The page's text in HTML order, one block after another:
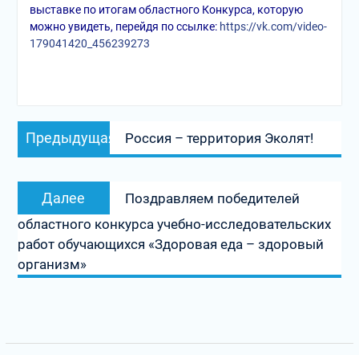
выставке по итогам областного Конкурса, которую
можно увидеть, перейдя по ссылке: https://vk.com/video-
179041420_456239273
Навигация
по
Предыдущая
запись:
Россия – территория Эколят!
Далее
запись:
Поздравляем победителей
областного конкурса учебно-исследовательских
работ обучающихся «Здоровая еда – здоровый
организм»